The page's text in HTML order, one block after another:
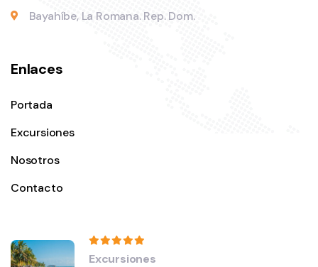
Bayahíbe, La Romana. Rep. Dom.
Enlaces
Portada
Excursiones
Nosotros
Contacto
Excursiones